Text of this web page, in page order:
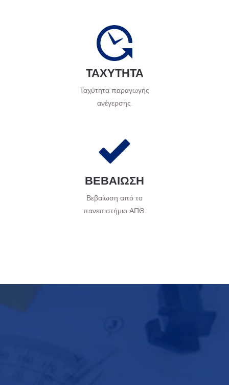
ΤΑΧΥΤΗΤΑ
Ταχύτητα παραγωγής
ανέγερσης.
ΒΕΒΑΙΩΣΗ
Βεβαίωση από το
πανεπιστήμιο ΑΠΘ.